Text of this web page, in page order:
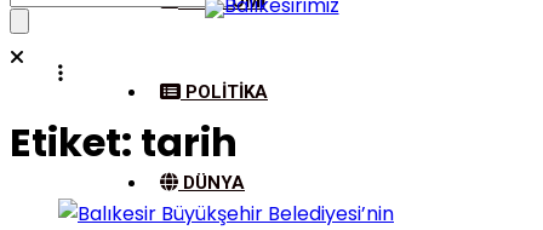
POLITIKA
DÜNYA
Etiket: tarih